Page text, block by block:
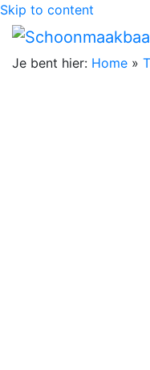
Skip to content
Je bent hier: Home »